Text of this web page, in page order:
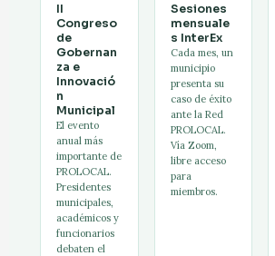
II
Congreso
de
Gobernan
za e
Innovació
n
Municipal
El evento
anual más
importante de
PROLOCAL.
Presidentes
municipales,
académicos y
funcionarios
debaten el
Sesiones
mensuale
s InterEx
Cada mes, un
municipio
presenta su
caso de éxito
ante la Red
PROLOCAL.
Vía Zoom,
libre acceso
para
miembros.